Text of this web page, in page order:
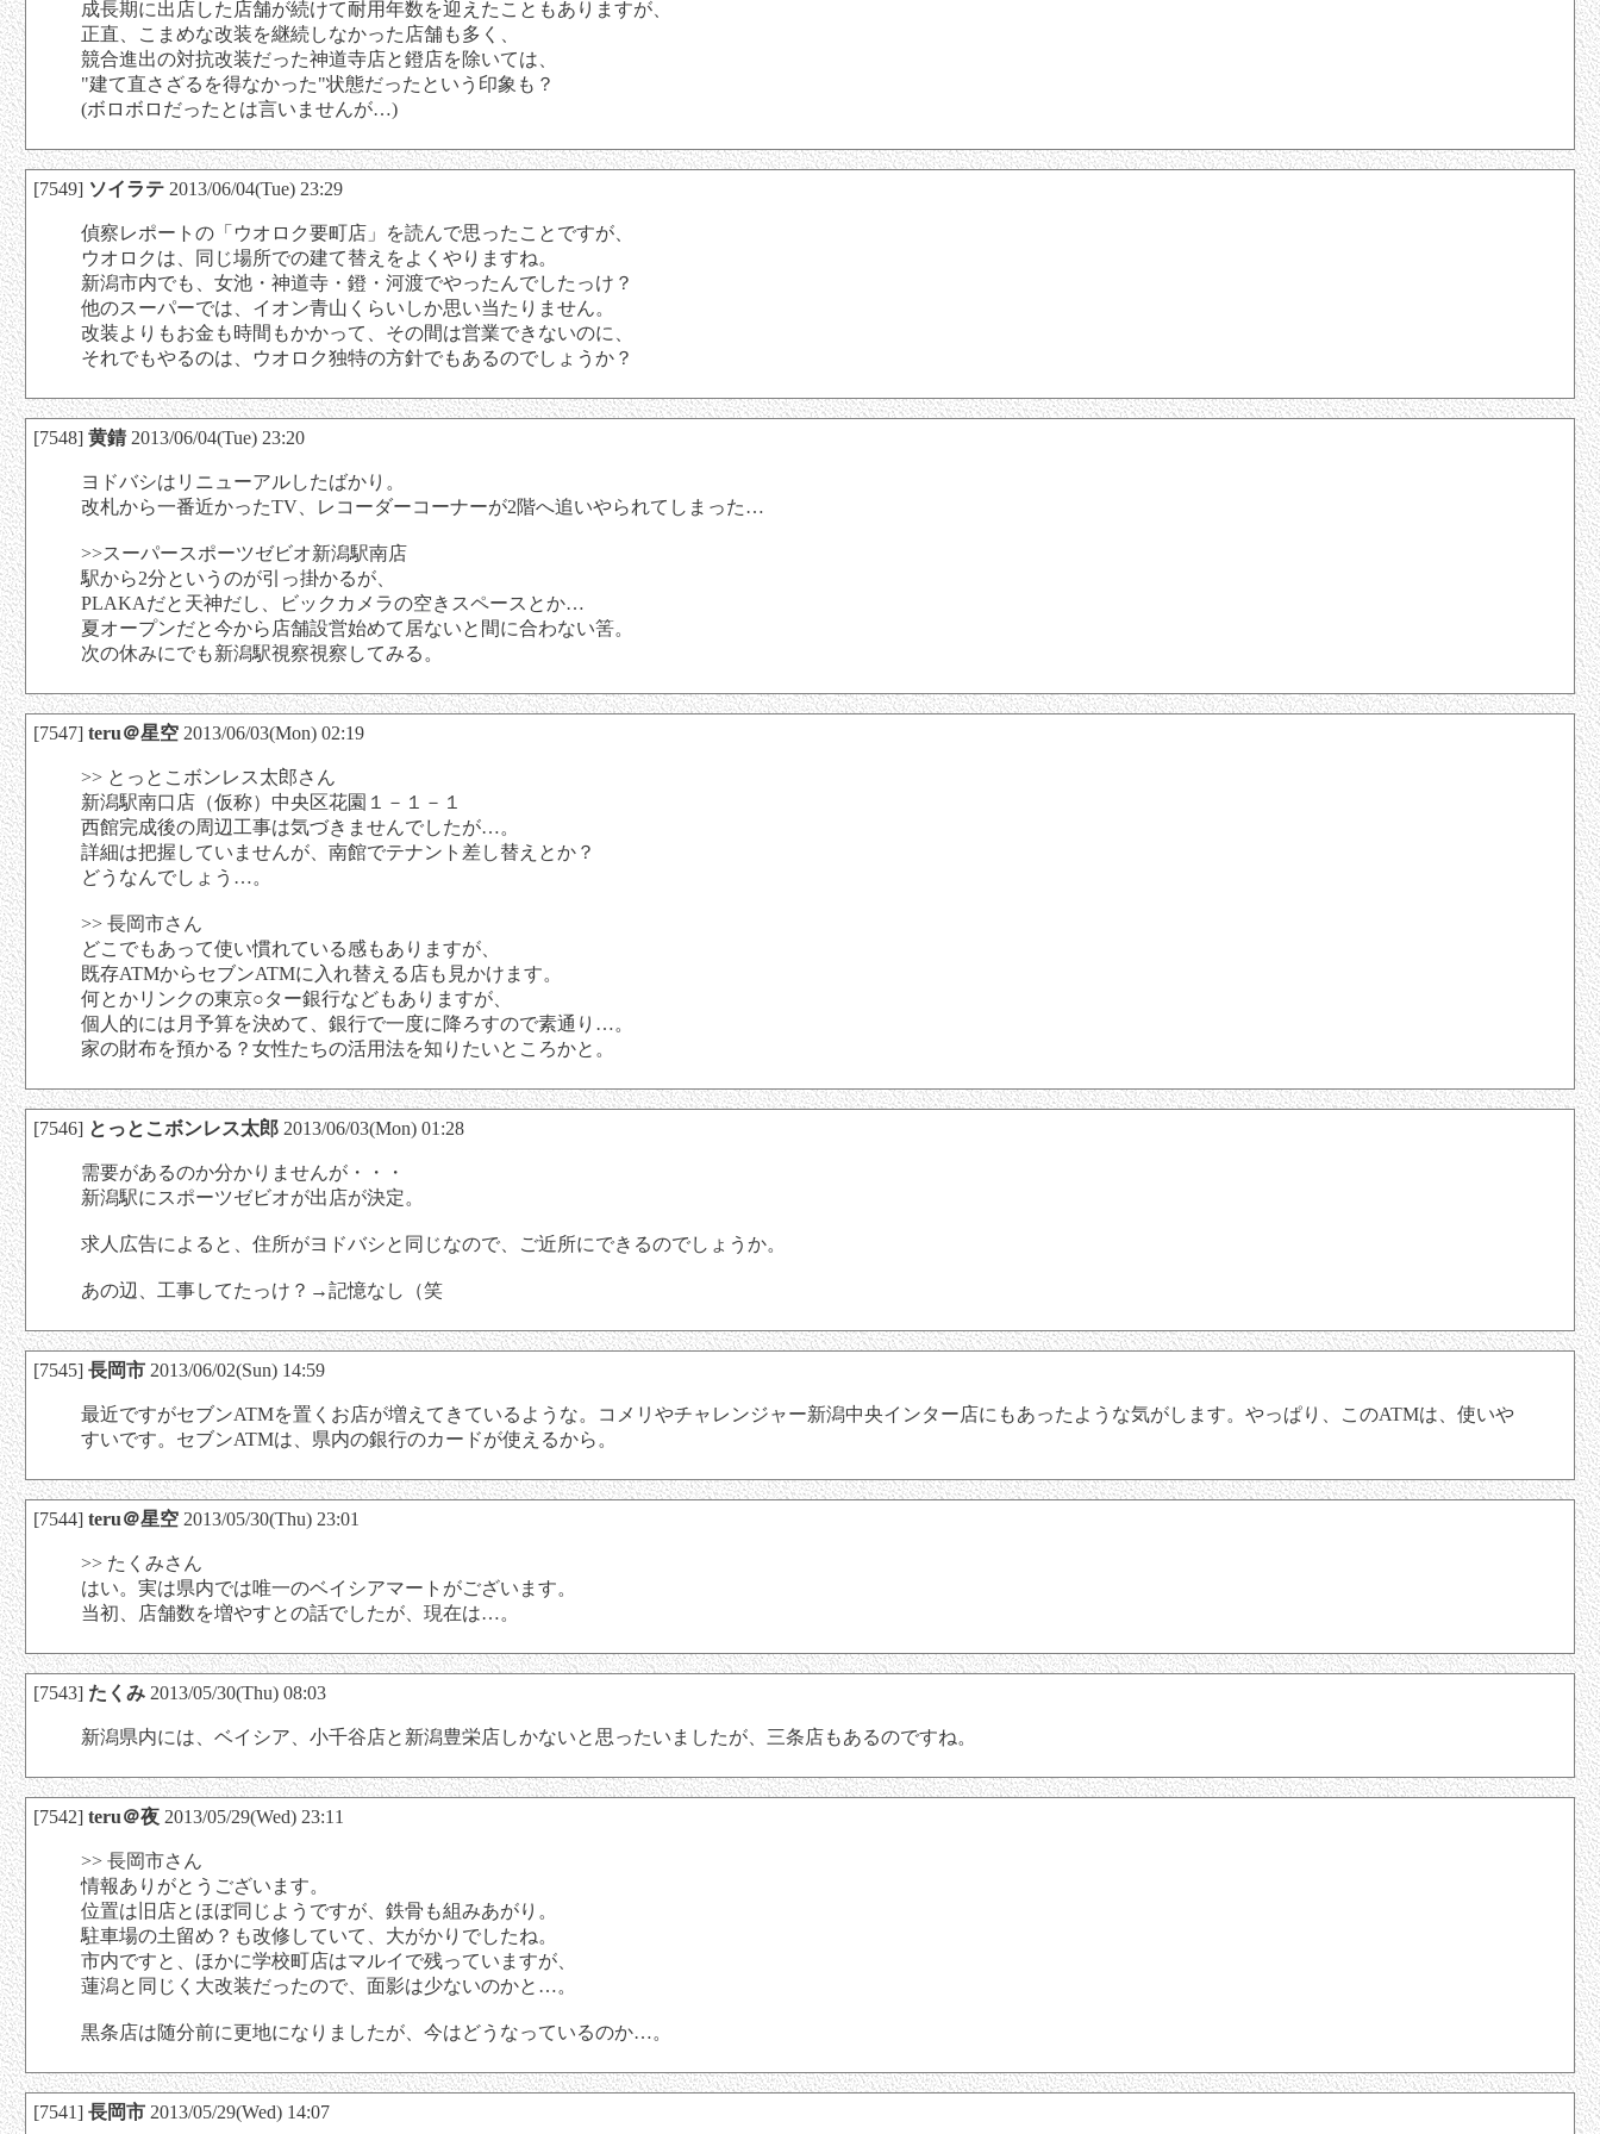
成長期に出店した店舗が続けて耐用年数を迎えたこともありますが、
正直、こまめな改装を継続しなかった店舗も多く、
競合進出の対抗改装だった神道寺店と鐙店を除いては、
"建て直さざるを得なかった"状態だったという印象も？
(ボロボロだったとは言いませんが…)
[7549] ソイラテ2013/06/04(Tue) 23:29
偵察レポートの「ウオロク要町店」を読んで思ったことですが、
ウオロクは、同じ場所での建て替えをよくやりますね。
新潟市内でも、女池・神道寺・鐙・河渡でやったんでしたっけ？
他のスーパーでは、イオン青山くらいしか思い当たりません。
改装よりもお金も時間もかかって、その間は営業できないのに、
それでもやるのは、ウオロク独特の方針でもあるのでしょうか？
[7548] 黄錆2013/06/04(Tue) 23:20
ヨドバシはリニューアルしたばかり。
改札から一番近かったTV、レコーダーコーナーが2階へ追いやられてしまった…
>>スーパースポーツゼビオ新潟駅南店
駅から2分というのが引っ掛かるが、
PLAKAだと天神だし、ビックカメラの空きスペースとか…
夏オープンだと今から店舗設営始めて居ないと間に合わない筈。
次の休みにでも新潟駅視察視察してみる。
[7547] teru＠星空2013/06/03(Mon) 02:19
>> とっとこボンレス太郎さん
新潟駅南口店（仮称）中央区花園１－１－１
西館完成後の周辺工事は気づきませんでしたが…。
詳細は把握していませんが、南館でテナント差し替えとか？
どうなんでしょう…。
>> 長岡市さん
どこでもあって使い慣れている感もありますが、
既存ATMからセブンATMに入れ替える店も見かけます。
何とかリンクの東京○ター銀行などもありますが、
個人的には月予算を決めて、銀行で一度に降ろすので素通り…。
家の財布を預かる？女性たちの活用法を知りたいところかと。
[7546] とっとこボンレス太郎2013/06/03(Mon) 01:28
需要があるのか分かりませんが・・・
新潟駅にスポーツゼビオが出店が決定。
求人広告によると、住所がヨドバシと同じなので、ご近所にできるのでしょうか。
あの辺、工事してたっけ？→記憶なし（笑
[7545] 長岡市2013/06/02(Sun) 14:59
最近ですがセブンATMを置くお店が増えてきているような。コメリやチャレンジャー新潟中央インター店にもあったような気がします。やっぱり、このATMは、使いや
すいです。セブンATMは、県内の銀行のカードが使えるから。
[7544] teru＠星空2013/05/30(Thu) 23:01
>> たくみさん
はい。実は県内では唯一のベイシアマートがございます。
当初、店舗数を増やすとの話でしたが、現在は…。
[7543] たくみ2013/05/30(Thu) 08:03
新潟県内には、ベイシア、小千谷店と新潟豊栄店しかないと思ったいましたが、三条店もあるのですね。
[7542] teru＠夜2013/05/29(Wed) 23:11
>> 長岡市さん
情報ありがとうございます。
位置は旧店とほぼ同じようですが、鉄骨も組みあがり。
駐車場の土留め？も改修していて、大がかりでしたね。
市内ですと、ほかに学校町店はマルイで残っていますが、
蓮潟と同じく大改装だったので、面影は少ないのかと…。
黒条店は随分前に更地になりましたが、今はどうなっているのか…。
[7541] 長岡市2013/05/29(Wed) 14:07